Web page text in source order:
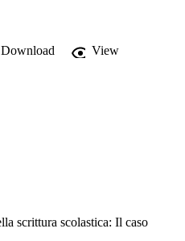
Download
View
scrittura scolastica: Il caso